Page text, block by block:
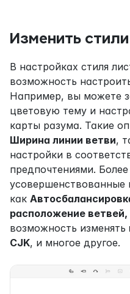
Изменить
В настройках стиля
возможность
Например, вы можете
цветовую тему и
карты разума. Такие
Ширина линии ветви,
настройки в
предпочтениями.
усовершенствованные
как
расположение
возможность изменять
CJK, и многое другое.